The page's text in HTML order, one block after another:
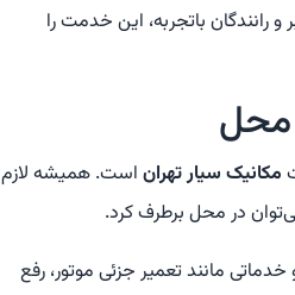
باتجربه، این خدمت را
محل
مکانیک سیار تهران است. همیشه لازم
در محل برطرف کرد.
مانند تعمیر جزئی موتور، رفع